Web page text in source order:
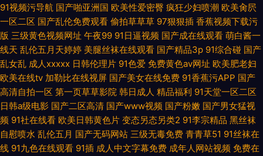
91视频污导航 国产啪亚洲国 欧美性爱密臀 疯狂少妇喷潮 欧美肏屄
一区二区 国产乱伦免费观看 偷拍草草草 97狠狠插 香蕉视频下载污
版 三级黄色视频网址 午夜99 91日逼视频 国产成在线观看 萌白酱一
线天 乱伦五月天婷婷 美腿丝袜在线观看 国产精品3p 91综合碰 国产
乱女乱 成人xxxxx 日韩伦理片 91色爱 免费黄色av网址 欧美肥老妇
欧美在线tv 加勒比在线视屏 国产美女在线免费 91香蕉污APP 国产
高清自拍一区 第一页草草影院 韩日成人 精品福利 91天堂一区二区
日韩a级电影 国产二区高清 国产www视频 国产粉嫩 国产男女猛视
频 91社在线看 欧美日韩黄色片 变态另态另类2 91李宗精品 黑丝袜
自慰喷水 乱伦五月 国产无码网站 三级无毒免费 青青草51 91丝袜在
线 91九色在线观看 91插 成人中文字幕免费 成年人网站视频 免费在